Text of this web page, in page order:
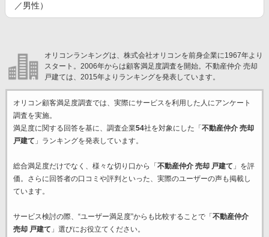
／男性）
オリコンランキングは、株式会社オリコンを前身企業に1967年より
スタート。2006年からは顧客満足度調査を開始。不動産仲介 売却
戸建ては、2015年よりランキングを発表しています。
オリコン顧客満足度調査では、実際にサービスを利用した 人にアンケート
調査を実施。
満足度に関する回答を基に、調査企業54社を対象にした「 不動産仲介 売却
戸建て 」ランキングを発表しています。
総合満足度だけでなく、様々な切り口から「 不動産仲介 売却 戸建て 」を評
価。さらに回答者の口コミや評判といった、実際のユーザーの声も掲載し
ています。
サービス検討の際、“ユーザー満足度”からも比較することで「 不動産仲介
売却 戸建て 」選びにお役立てください。